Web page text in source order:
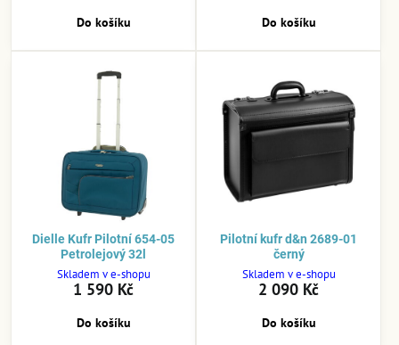
Do košíku Do košíku
Dielle Kufr Pilotní 654-05
Petrolejový 32l
Skladem v e-shopu
1 590 Kč
Do košíku
Pilotní kufr d&n 2689-01
černý
Skladem v e-shopu
2 090 Kč
Do košíku